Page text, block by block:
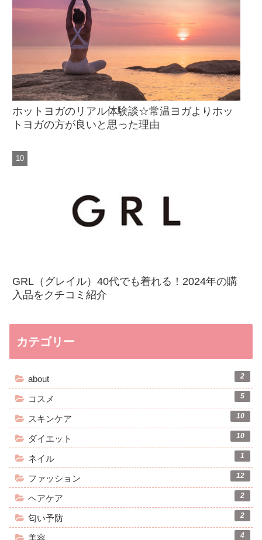
ホットヨガのリアル体験談☆常温ヨガよりホッ
トヨガの方が良いと思った理由
GRL（グレイル）40代でも着れる！2024年の購
入品をクチコミ紹介
カテゴリー
about 2
コスメ 5
スキンケア 10
ダイエット 10
ネイル 1
ファッション 12
ヘアケア 2
匂い予防 2
美容 4